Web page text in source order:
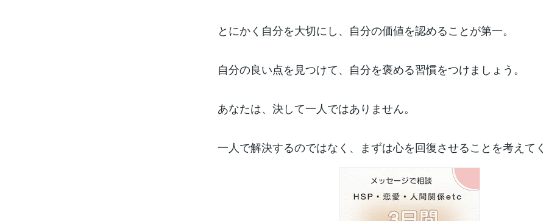
とにかく自分を大切にし、自分の価値を認めることが第一。
自分の良い点を見つけて、自分を褒める習慣をつけましょう。
あなたは、決して一人ではありません。
一人で解決するのではなく、まずは心を回復させることを考えてく